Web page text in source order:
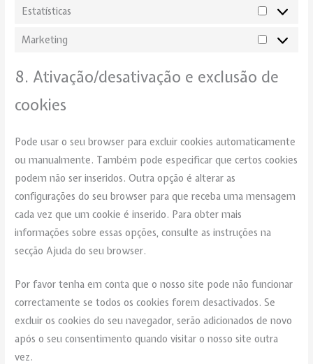
Estatísticas
Marketing
8. Ativação/desativação e exclusão de
cookies
Pode usar o seu browser para excluir cookies automaticamente
ou manualmente. Também pode especificar que certos cookies
podem não ser inseridos. Outra opção é alterar as
configurações do seu browser para que receba uma mensagem
cada vez que um cookie é inserido. Para obter mais
informações sobre essas opções, consulte as instruções na
secção Ajuda do seu browser.
Por favor tenha em conta que o nosso site pode não funcionar
correctamente se todos os cookies forem desactivados. Se
excluir os cookies do seu navegador, serão adicionados de novo
após o seu consentimento quando visitar o nosso site outra
vez.